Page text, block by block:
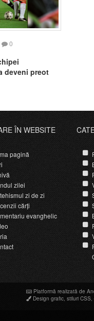
0
deveni preot
ÎN WEBSITE
pagină
zilei
zi de zi
cărți
evanghelic
Platformă realizată de
Design grafic stiluri CSS